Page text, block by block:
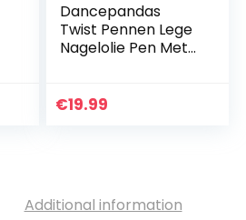
Dancepandas
Twist Pennen Lege
Nagelolie Pen Met
Nagelriemolie
€19.99
Additional information